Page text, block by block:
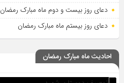
دعای روز بیست و دوم ماه مبارک رمضان
دعای روز بیستم ماه مبارک رمضان
احادیث ماه مبارک رمضان